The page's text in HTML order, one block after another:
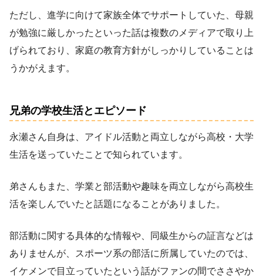
ただし、進学に向けて家族全体でサポートしていた、母親
が勉強に厳しかったといった話は複数のメディアで取り上
げられており、家庭の教育方針がしっかりしていることは
うかがえます。
兄弟の学校生活とエピソード
永瀬さん自身は、アイドル活動と両立しながら高校・大学
生活を送っていたことで知られています。
弟さんもまた、学業と部活動や趣味を両立しながら高校生
活を楽しんでいたと話題になることがありました。
部活動に関する具体的な情報や、同級生からの証言などは
ありませんが、スポーツ系の部活に所属していたのでは、
イケメンで目立っていたという話がファンの間でささやか